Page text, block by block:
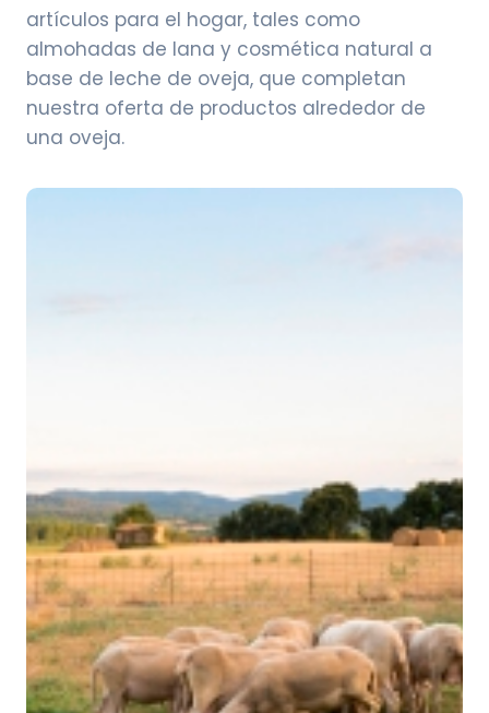
artículos para el hogar, tales como
almohadas de lana y cosmética natural a
base de leche de oveja, que completan
nuestra oferta de productos alrededor de
una oveja.